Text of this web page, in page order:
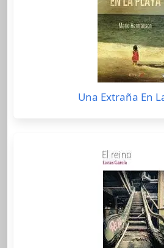
Una Extraña En